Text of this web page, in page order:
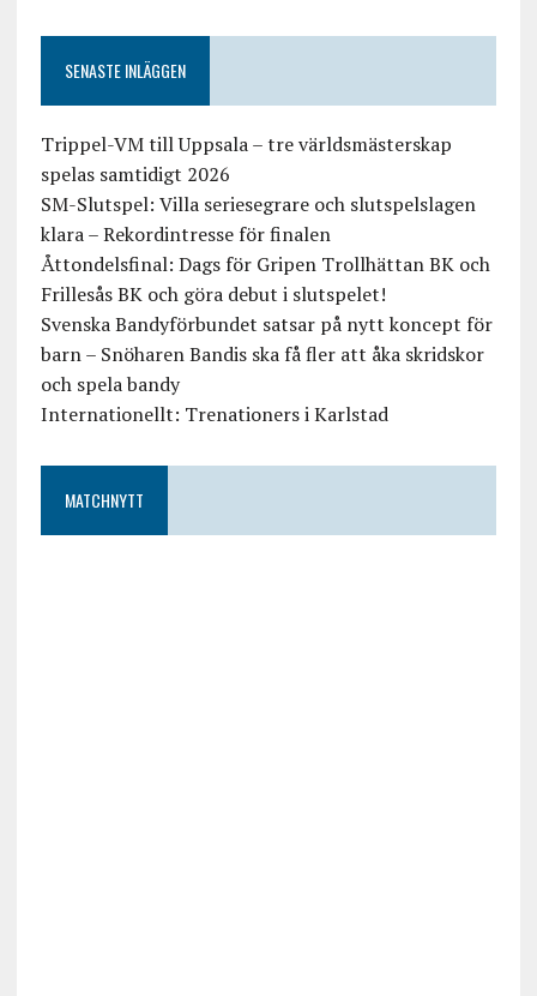
SENASTE INLÄGGEN
Trippel-VM till Uppsala – tre världsmästerskap
spelas samtidigt 2026
SM-Slutspel: Villa seriesegrare och slutspelslagen
klara – Rekordintresse för finalen
Åttondelsfinal: Dags för Gripen Trollhättan BK och
Frillesås BK och göra debut i slutspelet!
Svenska Bandyförbundet satsar på nytt koncept för
barn – Snöharen Bandis ska få fler att åka skridskor
och spela bandy
Internationellt: Trenationers i Karlstad
MATCHNYTT